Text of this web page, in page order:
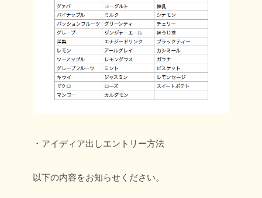
・アイディア出しエントリー方法
以下の内容をお知らせください。